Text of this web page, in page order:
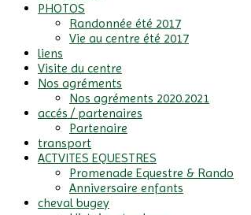
PHOTOS
Randonnée été 2017
Vie au centre été 2017
liens
Visite du centre
Nos agréments
Nos agréments 2020.2021
accés / partenaires
Partenaire
transport
ACTVITES EQUESTRES
Promenade Equestre & Rando
Anniversaire enfants
cheval bugey